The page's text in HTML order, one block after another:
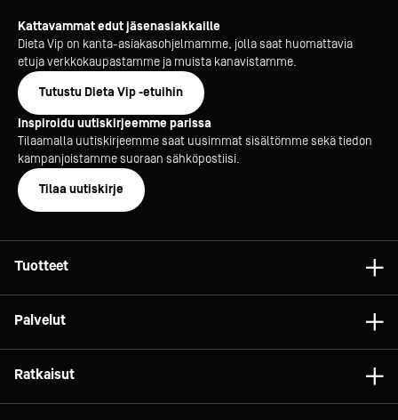
Kattavammat edut jäsenasiakkaille
Dieta Vip on kanta-asiakasohjelmamme, jolla saat huomattavia
etuja verkkokaupastamme ja muista kanavistamme.
Tutustu Dieta Vip -etuihin
Inspiroidu uutiskirjeemme parissa
Tilaamalla uutiskirjeemme saat uusimmat sisältömme sekä tiedon
kampanjoistamme suoraan sähköpostiisi.
Tilaa uutiskirje
Tuotteet
Tarvikkeet
Vaunut ja kalusteet
Palvelut
Konsultointi
Ratkaisut